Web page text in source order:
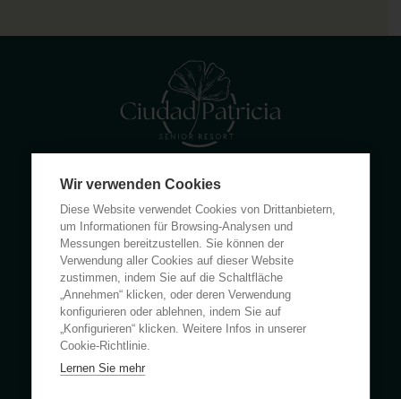
Calle Rumanía 26 · 03503 Benidorm (Alicante)
(+34) 965 855 100
apartamentos@ciudadpatricia.com
NACHRICHTEN
Wir verwenden Cookies
Diese Website verwendet Cookies von Drittanbietern,
um Informationen für Browsing-Analysen und
Messungen bereitzustellen. Sie können der
Verwendung aller Cookies auf dieser Website
zustimmen, indem Sie auf die Schaltfläche
„Annehmen“ klicken, oder deren Verwendung
konfigurieren oder ablehnen, indem Sie auf
„Konfigurieren“ klicken. Weitere Infos in unserer
Cookie-Richtlinie.
Lernen Sie mehr